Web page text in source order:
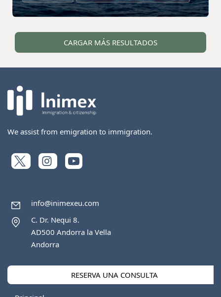
CARGAR MÁS RESULTADOS
We assist from emigration to immigration.
info@inimexeu.com
C. Dr. Nequi 8.
AD500 Andorra la Vella
Andorra
RESERVA UNA CONSULTA